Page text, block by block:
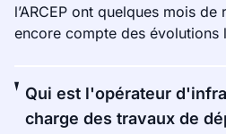
l’ARCEP ont quelques mois
encore compte des évolutions
Qui est l'opérateur
charge des travaux de